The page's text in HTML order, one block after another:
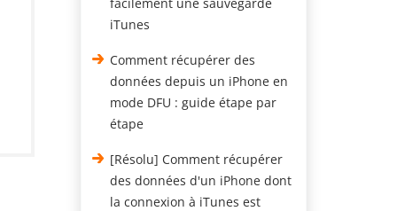
iTunes
Comment récupérer des
données depuis un iPhone en
mode DFU : guide étape par
étape
[Résolu] Comment récupérer
des données d'un iPhone dont
la connexion à iTunes est